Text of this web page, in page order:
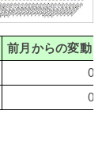
前月からの変動
0
0